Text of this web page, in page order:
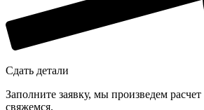
Сдать детали
Заполните заявку, мы произведем
свяжемся.